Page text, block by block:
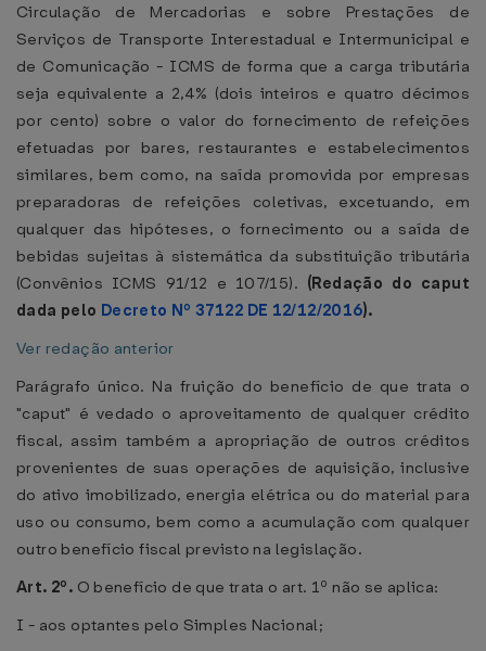
Circulação de Mercadorias e sobre Prestações de
Serviços de Transporte Interestadual e Intermunicipal e
de Comunicação - ICMS de forma que a carga tributária
seja equivalente a 2,4% (dois inteiros e quatro décimos
por cento) sobre o valor do fornecimento de refeições
efetuadas por bares, restaurantes e estabelecimentos
similares, bem como, na saída promovida por empresas
preparadoras de refeições coletivas, excetuando, em
qualquer das hipóteses, o fornecimento ou a saída de
bebidas sujeitas à sistemática da substituição tributária
(Convênios ICMS 91/12 e 107/15). (Redação do caput
dada pelo Decreto Nº 37122 DE 12/12/2016).
Ver redação anterior
Parágrafo único. Na fruição do benefício de que trata o
"caput" é vedado o aproveitamento de qualquer crédito
fiscal, assim também a apropriação de outros créditos
provenientes de suas operações de aquisição, inclusive
do ativo imobilizado, energia elétrica ou do material para
uso ou consumo, bem como a acumulação com qualquer
outro benefício fiscal previsto na legislação.
Art. 2º. O benefício de que trata o art. 1º não se aplica:
I - aos optantes pelo Simples Nacional;